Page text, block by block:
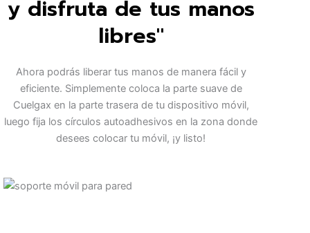
y disfruta de tus manos
libres"
Ahora podrás liberar tus manos de manera fácil y
eficiente. Simplemente coloca la parte suave de
Cuelgax en la parte trasera de tu dispositivo móvil,
luego fija los círculos autoadhesivos en la zona donde
desees colocar tu móvil, ¡y listo!